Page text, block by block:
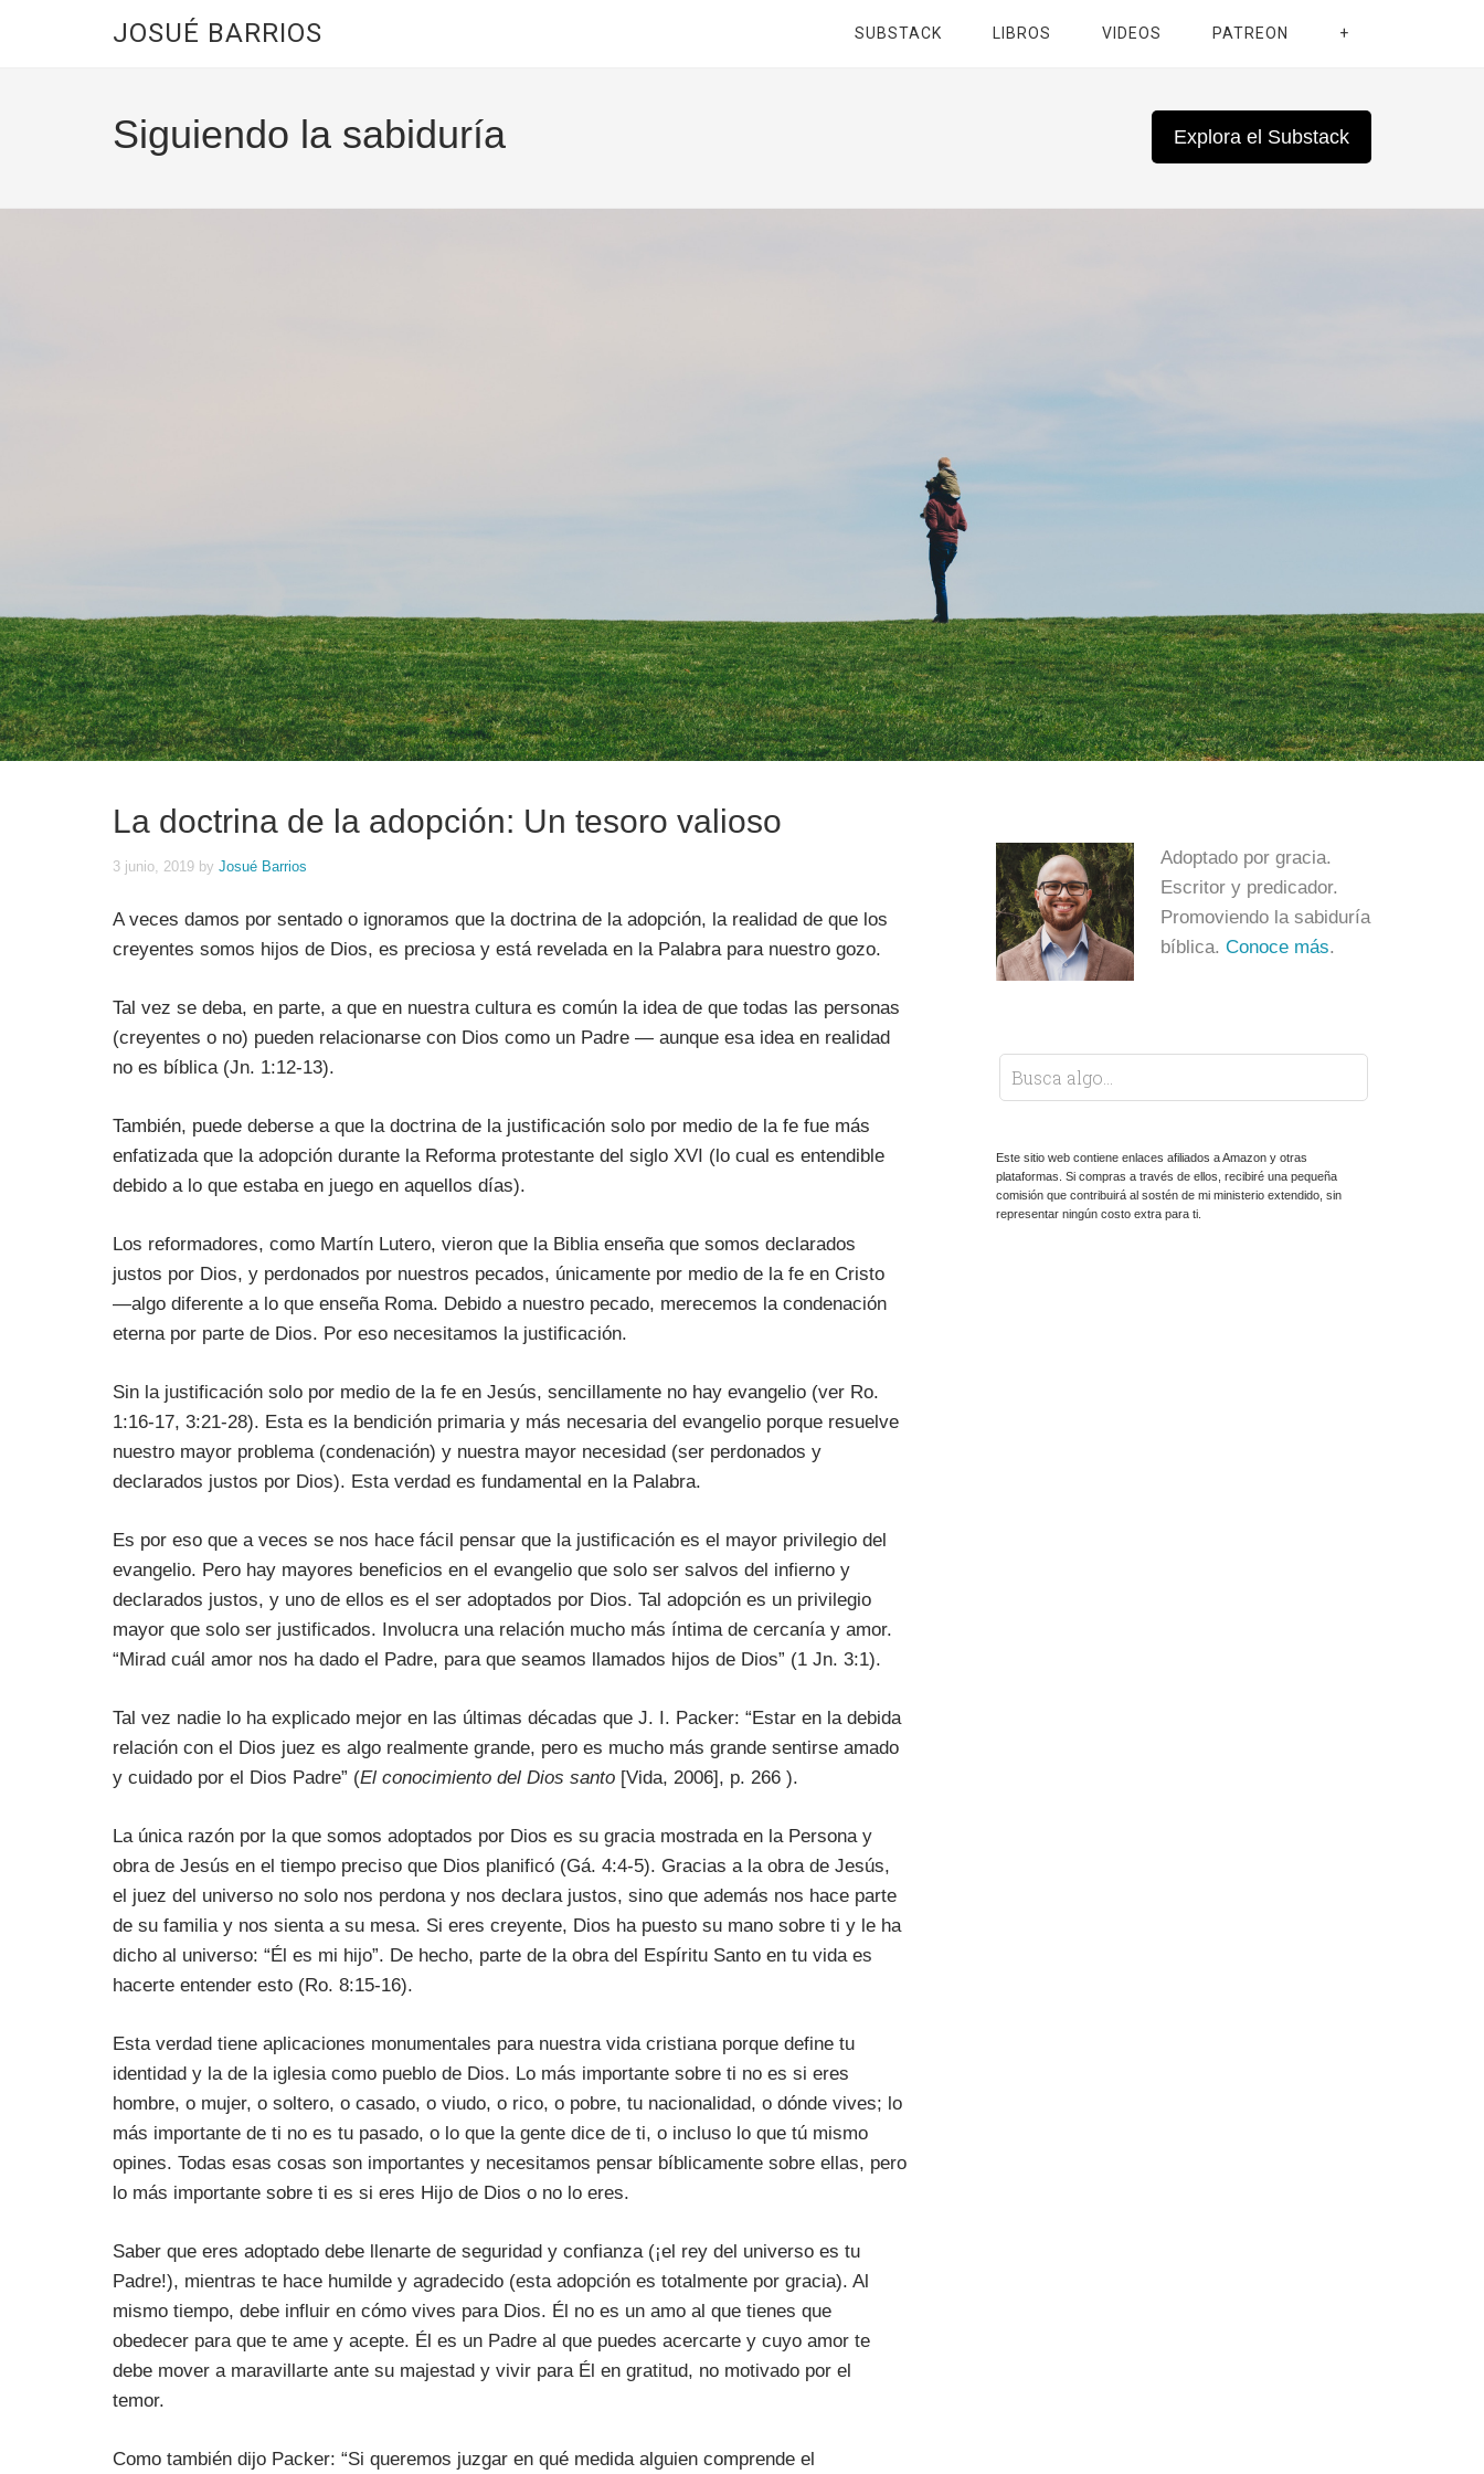
JOSUÉ BARRIOS SUBSTACK LIBROS VIDEOS PATREON +
Siguiendo la sabiduría Explora el Substack
La doctrina de la adopción: Un tesoro valioso
3 junio, 2019 by Josué Barrios
A veces damos por sentado o ignoramos que la doctrina de la adopción, la realidad de que los
creyentes somos hijos de Dios, es preciosa y está revelada en la Palabra para nuestro gozo.
Tal vez se deba, en parte, a que en nuestra cultura es común la idea de que todas las personas
(creyentes o no) pueden relacionarse con Dios como un Padre — aunque esa idea en realidad
no es bíblica (Jn. 1:12-13).
También, puede deberse a que la doctrina de la justificación solo por medio de la fe fue más
enfatizada que la adopción durante la Reforma protestante del siglo XVI (lo cual es entendible
debido a lo que estaba en juego en aquellos días).
Los reformadores, como Martín Lutero, vieron que la Biblia enseña que somos declarados
justos por Dios, y perdonados por nuestros pecados, únicamente por medio de la fe en Cristo
—algo diferente a lo que enseña Roma. Debido a nuestro pecado, merecemos la condenación
eterna por parte de Dios. Por eso necesitamos la justificación.
Sin la justificación solo por medio de la fe en Jesús, sencillamente no hay evangelio (ver Ro.
1:16-17, 3:21-28). Esta es la bendición primaria y más necesaria del evangelio porque resuelve
nuestro mayor problema (condenación) y nuestra mayor necesidad (ser perdonados y
declarados justos por Dios). Esta verdad es fundamental en la Palabra.
Es por eso que a veces se nos hace fácil pensar que la justificación es el mayor privilegio del
evangelio. Pero hay mayores beneficios en el evangelio que solo ser salvos del infierno y
declarados justos, y uno de ellos es el ser adoptados por Dios. Tal adopción es un privilegio
mayor que solo ser justificados. Involucra una relación mucho más íntima de cercanía y amor.
“Mirad cuál amor nos ha dado el Padre, para que seamos llamados hijos de Dios” (1 Jn. 3:1).
Tal vez nadie lo ha explicado mejor en las últimas décadas que J. I. Packer: “Estar en la debida
relación con el Dios juez es algo realmente grande, pero es mucho más grande sentirse amado
y cuidado por el Dios Padre” (El conocimiento del Dios santo [Vida, 2006], p. 266 ).
La única razón por la que somos adoptados por Dios es su gracia mostrada en la Persona y
obra de Jesús en el tiempo preciso que Dios planificó (Gá. 4:4-5). Gracias a la obra de Jesús,
el juez del universo no solo nos perdona y nos declara justos, sino que además nos hace parte
de su familia y nos sienta a su mesa. Si eres creyente, Dios ha puesto su mano sobre ti y le ha
dicho al universo: “Él es mi hijo”. De hecho, parte de la obra del Espíritu Santo en tu vida es
hacerte entender esto (Ro. 8:15-16).
Esta verdad tiene aplicaciones monumentales para nuestra vida cristiana porque define tu
identidad y la de la iglesia como pueblo de Dios. Lo más importante sobre ti no es si eres
hombre, o mujer, o soltero, o casado, o viudo, o rico, o pobre, tu nacionalidad, o dónde vives; lo
más importante de ti no es tu pasado, o lo que la gente dice de ti, o incluso lo que tú mismo
opines. Todas esas cosas son importantes y necesitamos pensar bíblicamente sobre ellas, pero
lo más importante sobre ti es si eres Hijo de Dios o no lo eres.
Saber que eres adoptado debe llenarte de seguridad y confianza (¡el rey del universo es tu
Padre!), mientras te hace humilde y agradecido (esta adopción es totalmente por gracia). Al
mismo tiempo, debe influir en cómo vives para Dios. Él no es un amo al que tienes que
obedecer para que te ame y acepte. Él es un Padre al que puedes acercarte y cuyo amor te
debe mover a maravillarte ante su majestad y vivir para Él en gratitud, no motivado por el
temor.
Como también dijo Packer: “Si queremos juzgar en qué medida alguien comprende el
Adoptado por gracia.
Escritor y predicador.
Promoviendo la sabiduría
bíblica. Conoce más.
Este sitio web contiene enlaces afiliados a Amazon y otras
plataformas. Si compras a través de ellos, recibiré una pequeña
comisión que contribuirá al sostén de mi ministerio extendido, sin
representar ningún costo extra para ti.